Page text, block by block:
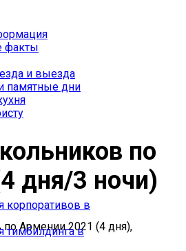
факты
и выезда
памятные дни
корпоративов в
тимбилдинга в
и
туры в
по
дня/3 ночи)